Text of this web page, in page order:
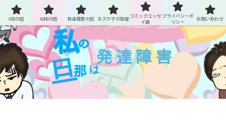
ASDとADHDの旦那との生活
ASDの話 ADHDの話 発達障害の話 ネスケ子の部屋
コミックエッセ
イ編
プライバシーポ
リシー
お問い合わせ